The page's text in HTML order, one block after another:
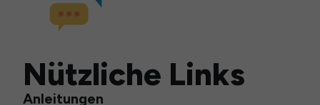
Nützliche Links
Anleitungen